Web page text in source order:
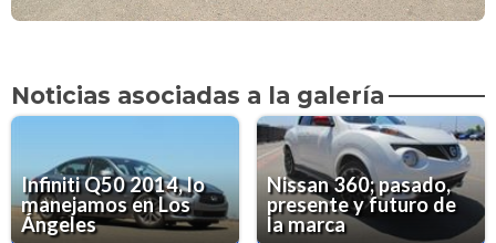
Noticias asociadas a la galería
Infiniti Q50 2014, lo
manejamos en Los
Ángeles
Nissan 360; pasado,
presente y futuro de
la marca